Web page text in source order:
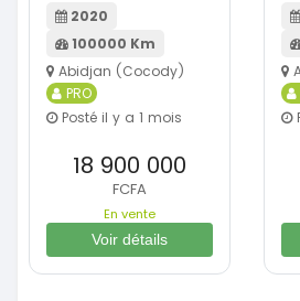
2020
100000 Km
Abidjan (Cocody)
PRO
Posté il y a 1 mois
18 900 000
FCFA
En vente
Voir détails